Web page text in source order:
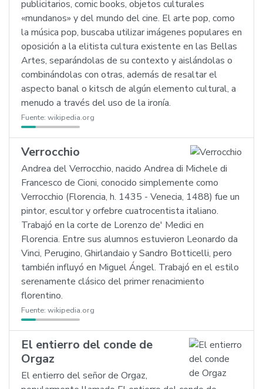
publicitarios, comic books, objetos culturales
«mundanos» y del mundo del cine. El arte pop, como
la música pop, buscaba utilizar imágenes populares en
oposición a la elitista cultura existente en las Bellas
Artes, separándolas de su contexto y aislándolas o
combinándolas con otras, además de resaltar el
aspecto banal o kitsch de algún elemento cultural, a
menudo a través del uso de la ironía.
Fuente: wikipedia.org
Verrocchio
Andrea del Verrocchio, nacido Andrea di Michele di
Francesco de Cioni, conocido simplemente como
Verrocchio (Florencia, h. 1435 - Venecia, 1488) fue un
pintor, escultor y orfebre cuatrocentista italiano.
Trabajó en la corte de Lorenzo de' Medici en
Florencia. Entre sus alumnos estuvieron Leonardo da
Vinci, Perugino, Ghirlandaio y Sandro Botticelli, pero
también influyó en Miguel Ángel. Trabajó en el estilo
serenamente clásico del primer renacimiento
florentino.
Fuente: wikipedia.org
El entierro del conde de
Orgaz
El entierro del señor de Orgaz,